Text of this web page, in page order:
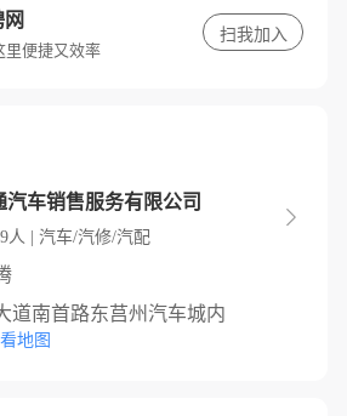
里便捷又效率
扫我加入
汽车销售服务有限公司
人 | 汽车/汽修/汽配

道南首路东莒州汽车城内
地图